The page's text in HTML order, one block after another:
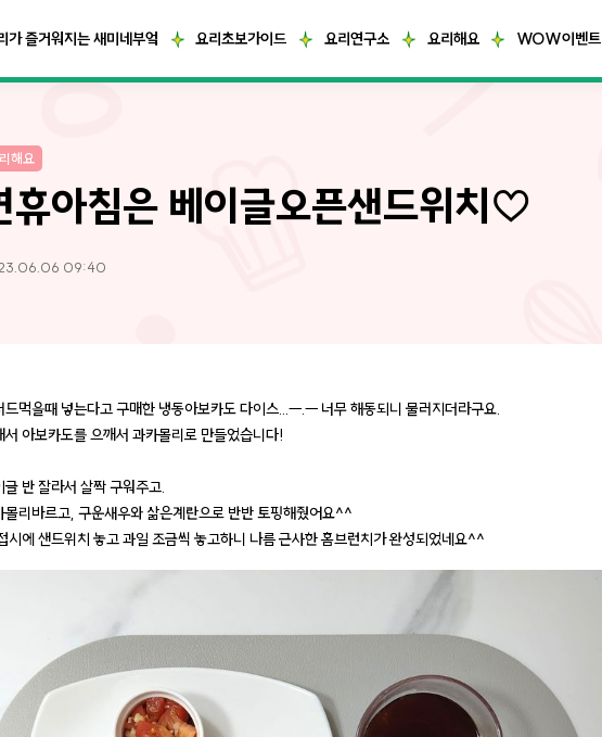
가 즐거워지는 새미네부엌 요리초보가이드 요리연구소 요리해요 WOW이벤트
해요
휴아침은 베이글오픈샌드위치♡
09:40
드먹을때 넣는다고 구매한 냉동아보카도 다이스...ㅡ.ㅡ 너무 해동되니 물러지더라구요.
서 아보카도를 으깨서 과카몰리로 만들었습니다!
글 반 잘라서 살짝 구워주고.
몰리바르고, 구운새우와 삶은계란으로 반반 토핑해줬어요^^
시에 샌드위치 놓고 과일 조금씩 놓고하니 나름 근사한 홈브런치가 완성되었네요^^